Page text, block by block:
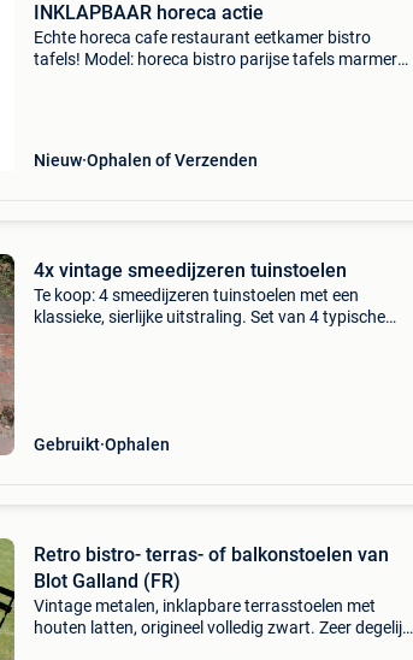
INKLAPBAAR horeca actie
Echte horeca cafe restaurant eetkamer bistro
tafels! Model: horeca bistro parijse tafels marmer
Nieuw Ophalen of Verzenden
4x vintage smeedijzeren tuinstoelen
Te koop: 4 smeedijzeren tuinstoelen met een
klassieke, sierlijke uitstraling. Set van 4 typische
Gebruikt Ophalen
Retro bistro- terras- of balkonstoelen van
Blot Galland (FR)
Vintage metalen, inklapbare terrasstoelen met
houten latten, origineel volledig zwart. Zeer degelijk,